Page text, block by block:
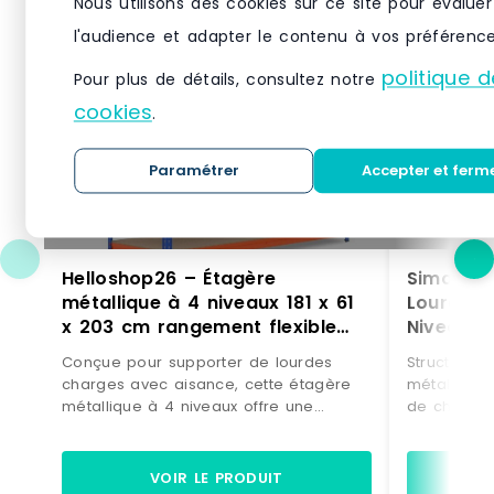
Helloshop26 – Étagère
métallique à 4 niveaux 181 x 61
x 203 cm rangement flexible
robustesse optimale design
moderne en métal orange
20_0019168 –
Conçue pour supporter de lourdes
charges avec aisance, cette étagère
métallique à 4 niveaux offre une
flexible.Avec des colonnes renforcées
et des étagères en MDF épaissi, cette
VOIR LE PRODUIT
Lourde
Niveaux
Niveau,
Bleu/
métal
Structure
métallique
de charge
élastique
l'audience et adapter le contenu à vos
Pour plus de détails, consultez notre politique
cookies.
Paramétrer Accepter et